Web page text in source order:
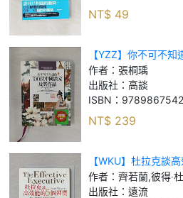
NT$ 49
【YZZ】你不可不知
張桐瑀
作者： 張桐瑀
出版社： 高談
ISBN：
NT$ 239
【WKU】杜拉克談
杜拉
作者： 齊若蘭,彼得‧
出版社： 遠流